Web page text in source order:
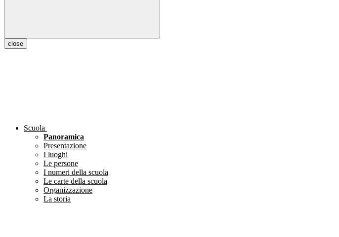
close
Scuola
Panoramica
Presentazione
I luoghi
Le persone
I numeri della scuola
Le carte della scuola
Organizzazione
La storia